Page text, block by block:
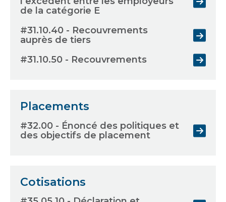
de la catégorie E
#31.10.40 - Recouvrements
auprès de tiers
#31.10.50 - Recouvrements
Placements
#32.00 - Énoncé des politiques et
des objectifs de placement
Cotisations